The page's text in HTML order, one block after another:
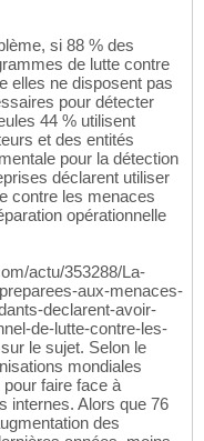
si 88 % des
de lutte contre
elles ne disposent pas
pour détecter
44 % utilisent
et des entités
pour la détection
déclarent utiliser
contre les menaces
opérationnelle
actu/353288/La-
aux-menaces-
declarent-avoir-
de-lutte-contre-les-
le sujet. Selon le
mondiales
faire face à
internes. Alors que 76
des